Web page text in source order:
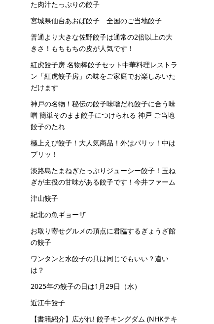
た肉汁たっぷりの餃子
宮城県仙台あおば餃子 全国のご当地餃子
普通より大きな佐野餃子は通常の2倍以上の大
きさ！もちもちの皮が人気です！
紅虎餃子房 名物棒餃子セット中華料理レストラ
ン「紅虎餃子房」の味をご家庭でお楽しみいた
だけます
神戸の名物！秘伝の餃子味噌だれ餃子に合う味
噌 簡単そのまま餃子につけられる 神戸 ご当地
餃子のたれ
極上えび餃子！大人気商品！外はパリッ！中は
プリッ！
淡路島たまねぎたっぷりジューシー餃子！玉ね
ぎが主役の甘味がある餃子です！今井ファーム
津山餃子
紀北の魚ギョーザ
お取り寄せグルメの頂点に君臨するぎょうざ館
の餃子
ワンタンと水餃子の具は同じでもいい？違い
は？
2025年の餃子の日は1月29日（水）
近江牛餃子
【書籍紹介】広がれ! 餃子キングダム (NHKテキ